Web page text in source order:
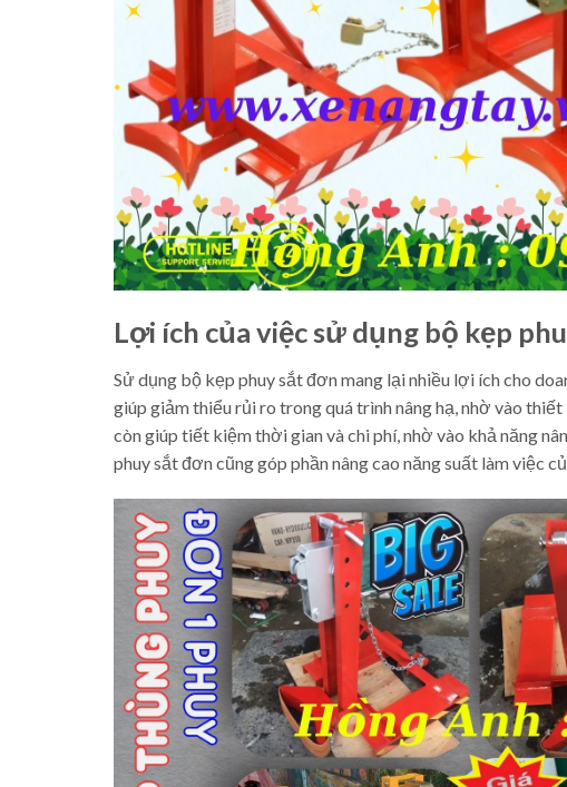
Lợi ích của việc sử dụng bộ kẹp
Sử dụng bộ kẹp phuy sắt đơn mang lại nhiều lợi ích cho
giúp giảm thiểu rủi ro trong quá trình nâng hạ, nhờ vào
còn giúp tiết kiệm thời gian và chi phí, nhờ vào khả năng
phuy sắt đơn cũng góp phần nâng cao năng suất làm việc